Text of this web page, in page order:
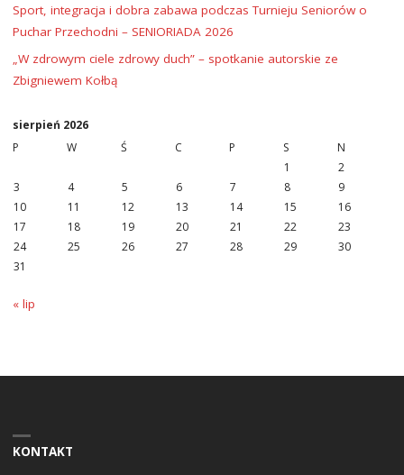
Sport, integracja i dobra zabawa podczas Turnieju Seniorów o
Puchar Przechodni – SENIORIADA 2026
„W zdrowym ciele zdrowy duch” – spotkanie autorskie ze
Zbigniewem Kołbą
sierpień 2026
P
W Ś C P S
N
1
2
3
4 5 6 7 8
9
10
11 12 13 14 15
16
17
18 19 20 21 22
23
24
25 26 27 28 29
30
31
« lip
KONTAKT